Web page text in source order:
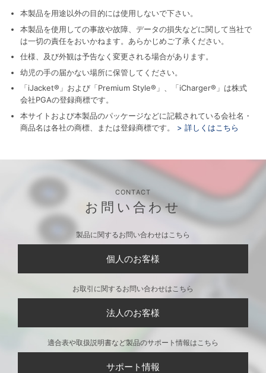
本製品を用途以外の目的には使用しないで下さい。
本製品を使用しての事故や故障、データの損失などに関して当社で
は一切の責任をおいかねます。あらかじめご了承ください。
仕様、及び外観は予告なく変更される場合があります。
幼児の手の届かない場所に保管してください。
「iJacket®」および「Premium Style®」、「iCharger®」は株式
会社PGAの登録商標です。
本サイトおよび本製品のパッケージなどに記載されている会社名・
商品名は各社の商標、または登録商標です。
> 詳しくはこちら
CONTACT
お問い合わせ
製品に関するお問い合わせはこちら
個人のお客様
お取引に関するお問い合わせはこちら
法人のお客様
適合表や取扱説明書など製品のサポート情報はこちら
サポート情報